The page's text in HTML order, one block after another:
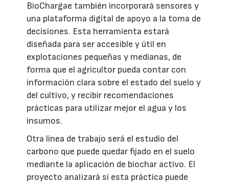
BioChargae también incorporará sensores y
una plataforma digital de apoyo a la toma de
decisiones. Esta herramienta estará
diseñada para ser accesible y útil en
explotaciones pequeñas y medianas, de
forma que el agricultor pueda contar con
información clara sobre el estado del suelo y
del cultivo, y recibir recomendaciones
prácticas para utilizar mejor el agua y los
insumos.
Otra línea de trabajo será el estudio del
carbono que puede quedar fijado en el suelo
mediante la aplicación de biochar activo. El
proyecto analizará si esta práctica puede